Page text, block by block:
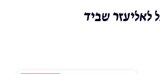
לאליעזר שביד